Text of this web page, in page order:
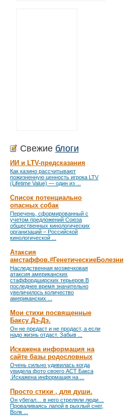
Свежие блоги
ИИ и LTV-предсказания
Как казино рассчитывают
пожизненную ценность игрока LTV
(Lifetime Value) — один из ...
Список потенциально
опасных собак
Перечень, сформированный с
учетом предложений Союза
общественных кинологических
организаций – Российской
кинологической ...
Атаксия
амстаффов.#ГенетическиеБолезни
Наследственная мозжечковая
атаксия американских
стаффордширских терьеров.В
последнее время значительно
увеличилось количество
американских ...
Мои стихи посвященные
Баксу Дэ-Дэ.
Он не предаст и не продаст, а если
надо жизнь отдаст. Забыв ...
Искажена информация на
сайте базы родословных
Очень сильно удивилась когда
увидела фото своего АСТ Бакса
.Искажена информация на ...
Просто стихи , для души.
Он убегал… в него стреляли люди…
Проваливаясь лапой в рыхлый снег,
Волк ...